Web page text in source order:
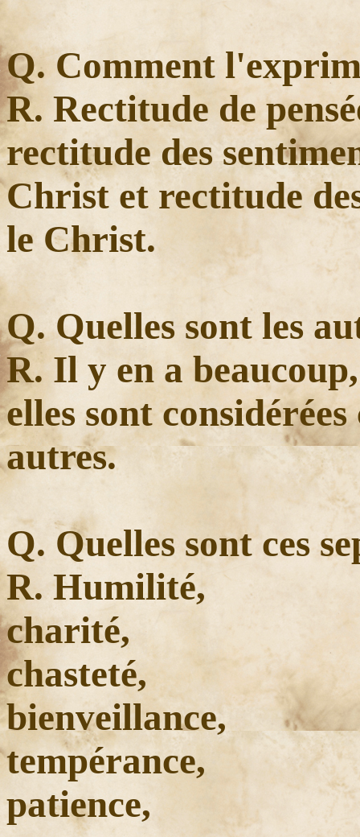
Q. Comment
R. Rectitude de
rectitude des
Christ et rectitude
le Christ.
Q. Quelles sont les
R. Il y en a
elles sont
autres.
Q. Quelles sont ces
R. Humilité,
charité,
chasteté,
bienveillance,
tempérance,
patience,